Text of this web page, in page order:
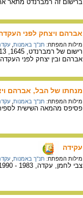
ברישום זה רמברנדט מתאר
אברהם ויצחק לפני
מילות המפתח: תנ"ך באמנות
אברהם ובין יצחק לפני העקדה.
מנחתו של הבל, אברהם
מילות המפתח: תנ"ך באמנות
פסיפס מהמאה השישית
עקידה
מילות המפתח: תנ"ך באמנות
צבי לחמן, עקדה, 1983 - 1990, ברונזה